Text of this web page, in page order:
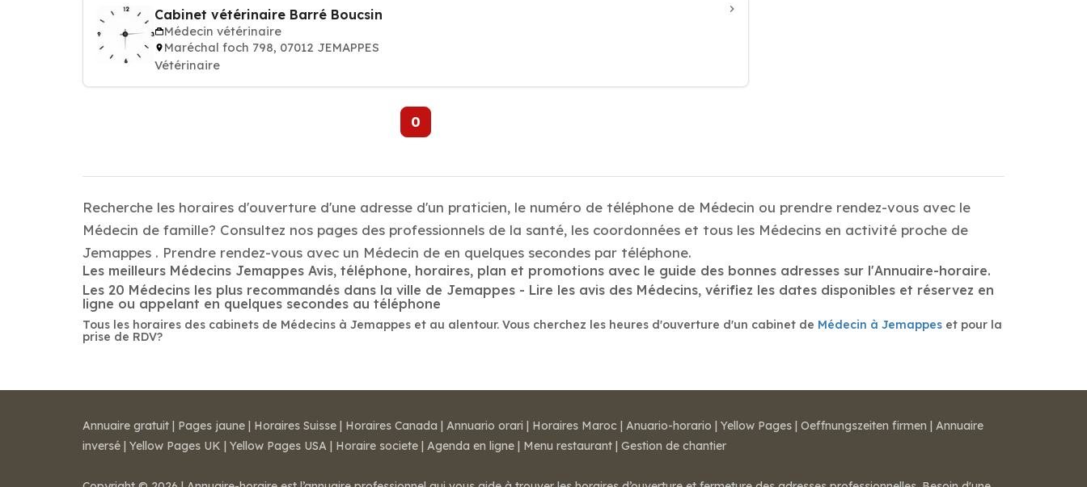
Cabinet vétérinaire Barré Boucsin
Médecin vétérinaire
Maréchal foch 798, 07012 JEMAPPES
Vétérinaire
0
Recherche les horaires d'ouverture d'une adresse d'un praticien, le numéro de téléphone de Médecin ou prendre rendez-vous avec le
Médecin de famille? Consultez nos pages des professionnels de la santé, les coordonnées et tous les Médecins en activité proche de
Jemappes . Prendre rendez-vous avec un Médecin de en quelques secondes par téléphone.
Les meilleurs Médecins Jemappes Avis, téléphone, horaires, plan et promotions avec le guide des bonnes adresses sur l'Annuaire-horaire.
Les 20 Médecins les plus recommandés dans la ville de Jemappes - Lire les avis des Médecins, vérifiez les dates disponibles et réservez en
ligne ou appelant en quelques secondes au téléphone
Tous les horaires des cabinets de Médecins à Jemappes et au alentour. Vous cherchez les heures d'ouverture d'un cabinet de Médecin à Jemappes et pour la
prise de RDV?
Annuaire gratuit | Pages jaune | Horaires Suisse | Horaires Canada | Annuario orari | Horaires Maroc | Anuario-horario | Yellow Pages | Oeffnungszeiten firmen | Annuaire
inversé | Yellow Pages UK | Yellow Pages USA | Horaire societe | Agenda en ligne | Menu restaurant | Gestion de chantier